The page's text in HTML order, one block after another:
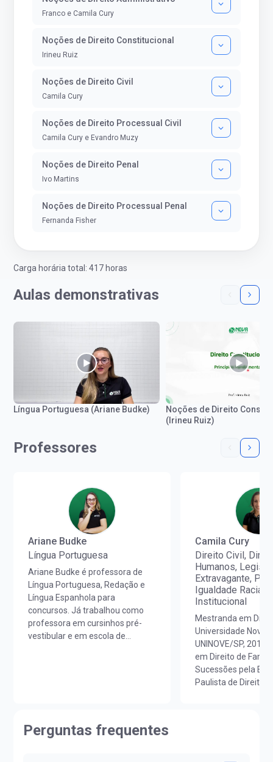
Franco e Camila Cury
Noções de Direito Constitucional
Irineu Ruiz
Noções de Direito Civil
Camila Cury
Noções de Direito Processual Civil
Camila Cury e Evandro Muzy
Noções de Direito Penal
Ivo Martins
Noções de Direito Processual Penal
Fernanda Fisher
Carga horária total: 417 horas
Aulas demonstrativas
Língua Portuguesa (Ariane Budke)
Noções de Direito
(Irineu Ruiz)
Professores
Ariane Budke
Língua Portuguesa
Ariane Budke é professora de
Língua Portuguesa, Redação e
Língua Espanhola para
concursos. Já trabalhou como
professora em cursinhos pré-
vestibular e em escola de
Portuguesa pela FLUL. É pós-
graduada em Docência do Ensino
Camila Cury
Direito Civil,
Humanos,
Extravagante,
Igualdade Racial,
Institucional
Mestranda em
Universidade Nove
UNINOVE/SP, 2018;
em Direito de
Sucessões pela
Paulista de Direito,
Perguntas frequentes